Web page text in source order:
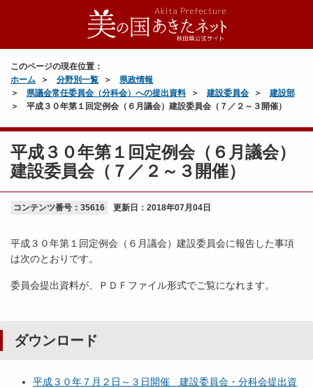
このページの現在位置：
ホーム
分野別一覧
県政情報
県議会常任委員会（分科会）への提出資料
建設委員会
建設部
平成３０年第１回定例会（６月議会）建設委員会（７／２～３開催）
平成３０年第１回定例会（６月議会）
建設委員会（７／２～３開催）
コンテンツ番号：35616 更新日： 2018年07月04日
平成３０年第１回定例会（６月議会）建設委員会に報告した事項
は次のとおりです。
委員会提出資料が、ＰＤＦファイル形式でご覧になれます。
ダウンロード
平成３０年７月２日～３日開催 建設委員会・分科会提出資